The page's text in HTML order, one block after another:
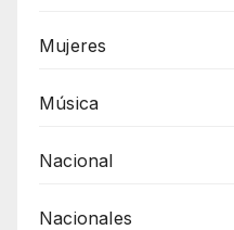
Mujeres
Música
Nacional
Nacionales